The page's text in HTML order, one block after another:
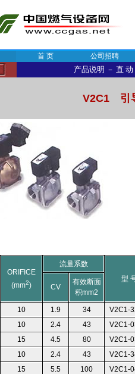
首 页 公司招聘
产品说明 － 直 动
V2C1 引
ORIFICE
(mm2)
流量系数
型
CV
有效断面
积mm2
10 1.9 34 V2C1-
10 2.4 43
V2C1-
15
4.5 80 V2C1-
10 2.4 43
V2C1-
15
5.5 100 V2C1-